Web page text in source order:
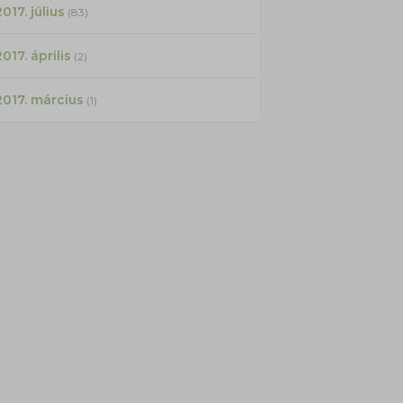
július (83)
április (2)
március (1)